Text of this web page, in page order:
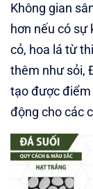
Không gian
hơn nếu có sự
cỏ, hoa lá từ
thêm như sỏi,
tạo được điểm
động cho các